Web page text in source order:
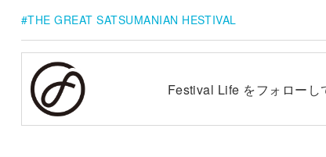
THE GREAT SATSUMANIAN HESTIVAL
Festival Life をフォローし